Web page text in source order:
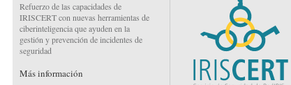
Refuerzo de las capacidades de
IRISCERT con nuevas herramientas de
ciberinteligencia que ayuden en la
gestión y prevención de incidentes de
seguridad
Más información